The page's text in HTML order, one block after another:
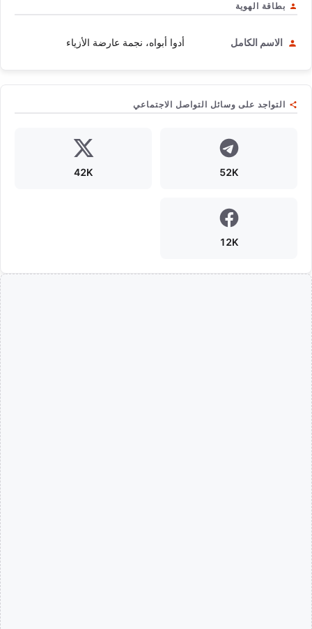
بطاقة الهوية
الاسم الكامل أدوا أبواه، نجمة عارضة الأزياء
التواجد على وسائل التواصل الاجتماعي
52K
42K
12K